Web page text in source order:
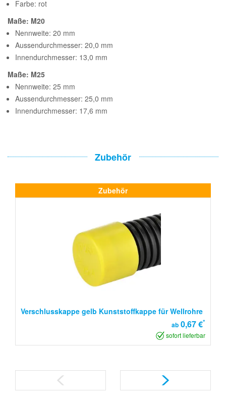
Farbe: rot
Maße: M20
Nennweite: 20 mm
Aussendurchmesser: 20,0 mm
Innendurchmesser: 13,0 mm
Maße: M25
Nennweite: 25 mm
Aussendurchmesser: 25,0 mm
Innendurchmesser: 17,6 mm
Zubehör
Zubehör
Verschlusskappe gelb Kunststoffkappe für Wellrohre
ab 0,67 €*
sofort lieferbar